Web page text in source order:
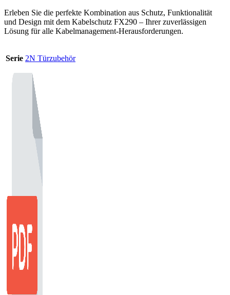
Erleben Sie die perfekte Kombination aus Schutz, Funktionalität
und Design mit dem Kabelschutz FX290 – Ihrer zuverlässigen
Lösung für alle Kabelmanagement-Herausforderungen.
Serie 2N Türzubehör